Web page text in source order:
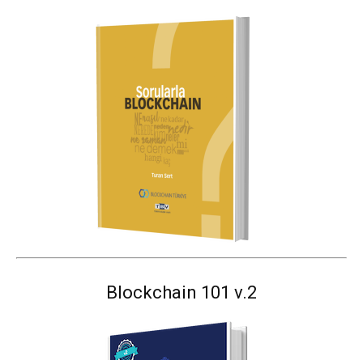
Blockchain 101 v.2